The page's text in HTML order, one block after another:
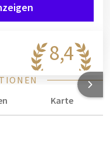
8,4
Karte